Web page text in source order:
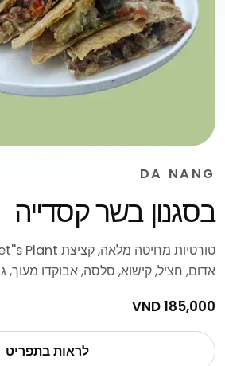
DA NANG
בסגנון בשר קסדייה
אדום, חציל, קישוא, סלסה, אבוקדו מעוך,
185,000 VND
לראות בתפריט